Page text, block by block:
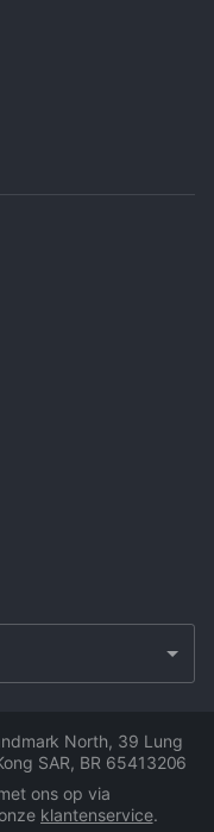
North, 39 Lung
SAR, BR 65413206
ons op via
klantenservice.